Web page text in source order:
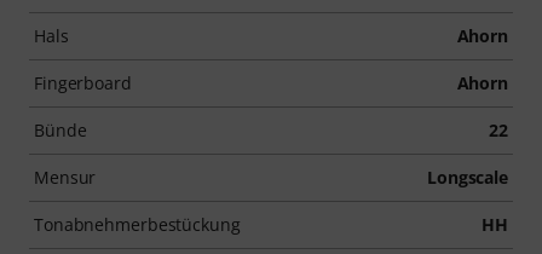
Hals Ahorn
Fingerboard Ahorn
Bünde 22
Mensur Longscale
Tonabnehmerbestückung HH